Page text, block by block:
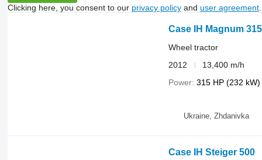
Clicking here, you consent to our privacy policyand user agreement.
Case IH Magnum 315
Wheel tractor
2012
13,400 m/h
Power 315 HP (232 kW)
Ukraine, Zhdanivka
Case IH Steiger 500